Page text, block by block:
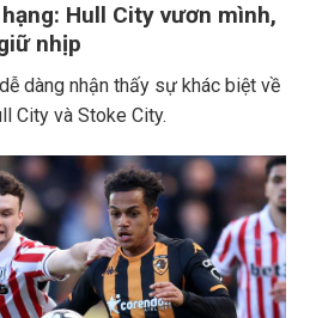
Hull City vươn mình,
nhịp
dàng nhận thấy sự khác biệt về
City và Stoke City.